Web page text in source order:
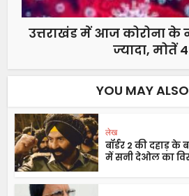
उत्तराखंड में आज कोरोना
ज्यादा, मोतें
YOU MAY
लेख
बॉर्डर 2 की दहाड़ के
में सनी देओल का